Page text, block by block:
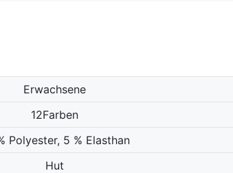
Erwachsene
12Farben
Polyester, 5 % Elasthan
Hut